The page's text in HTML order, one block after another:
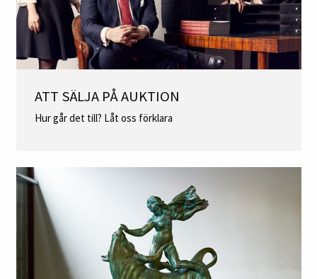
ATT SÄLJA PÅ AUKTION
Hur går det till? Låt oss förklara